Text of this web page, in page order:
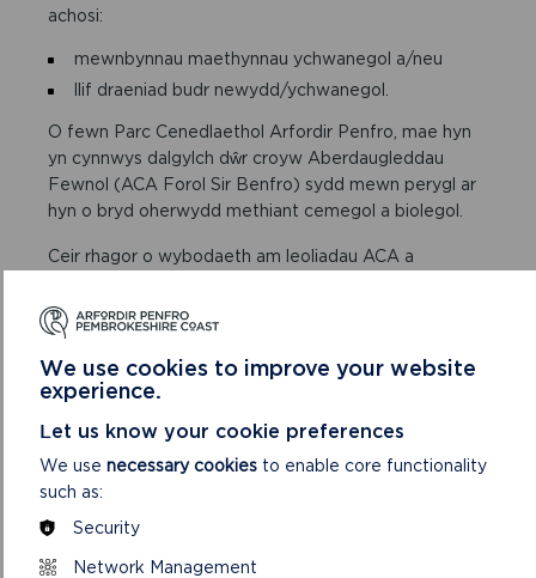
achosi:
mewnbynnau maethynnau ychwanegol a/neu
llif draeniad budr newydd/ychwanegol.
O fewn Parc Cenedlaethol Arfordir Penfro, mae hyn
yn cynnwys dalgylch dŵr croyw Aberdaugleddau
Fewnol (ACA Forol Sir Benfro) sydd mewn perygl ar
hyn o bryd oherwydd methiant cemegol a biolegol.
Ceir rhagor o wybodaeth am leoliadau ACA a
Map Data Cymru:
(ArdaloeddCadwraeth Arbennig)( |
MapDataCymru
Cyfoeth Naturiol Cymru:
Cyfoeth Naturiol Cymru / Canfod ardaloedd o dir
a môr gwarchodedig
BETH SYDD ANGEN I CHI EI
We use cookies to improve your website
experience.
Let us know your cookie preferences
We use necessary cookies to enable core functionality
such as:
Security
Network Management